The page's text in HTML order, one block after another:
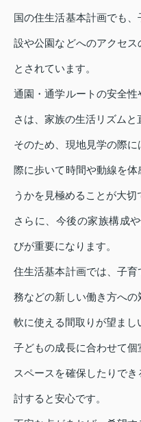
国の住生活基本計画でも
設や公園などへのアクセ
とされています。
通園・通学ルートの安全
さは、家族の生活リズムと
そのため、現地見学の際
際に歩いて時間や動線を
うかを見極めることが大切
さらに、今後の家族構成
びが重要になります。
住生活基本計画では、子
務などの新しい働き方へ
軟に使える間取りが望まし
子どもの成長に合わせて
スペースを確保したりで
討すると安心です。